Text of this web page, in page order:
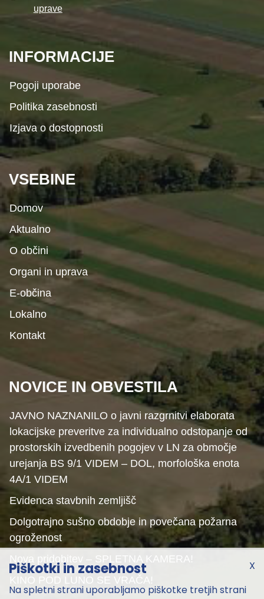
uprave
INFORMACIJE
Pogoji uporabe
Politika zasebnosti
Izjava o dostopnosti
VSEBINE
Domov
Aktualno
O občini
Organi in uprava
E-občina
Lokalno
Kontakt
NOVICE IN OBVESTILA
JAVNO NAZNANILO o javni razgrnitvi elaborata
lokacijske preveritve za individualno odstopanje od
prostorskih izvedbenih pogojev v LN za območje
urejanja BS 9/1 VIDEM – DOL, morfološka enota
4A/1 VIDEM
Evidenca stavbnih zemljišč
Dolgotrajno sušno obdobje in povečana požarna
ogroženost
Nova pridobitev – SPLETNA KAMERA!
KINO POD LUNO SE VRAČA!
X
Piškotki in zasebnost
Na spletni strani uporabljamo piškotke tretjih strani